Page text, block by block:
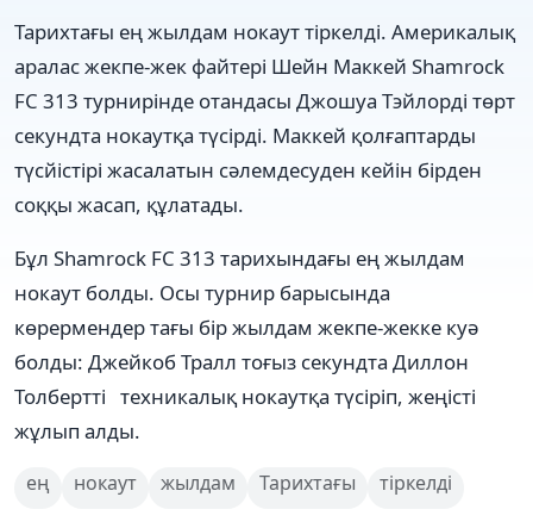
Тарихтағы ең жылдам нокаут тіркелді. Америкалық
аралас жекпе-жек файтері Шейн Маккей Shamrock
FC 313 турнирінде отандасы Джошуа Тэйлорді төрт
секундта нокаутқа түсірді. Маккей қолғаптарды
түсйістірі жасалатын сәлемдесуден кейін бірден
соққы жасап, құлатады.
Бұл Shamrock FC 313 тарихындағы ең жылдам
нокаут болды. Осы турнир барысында
көрермендер тағы бір жылдам жекпе-жекке куә
болды: Джейкоб Тралл тоғыз секундта Диллон
Толбертті техникалық нокаутқа түсіріп, жеңісті
жұлып алды.
ең нокаут жылдам Тарихтағы тіркелді